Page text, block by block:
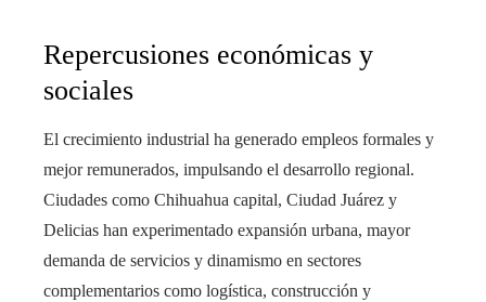
Repercusiones económicas y
sociales
El crecimiento industrial ha generado empleos formales y
mejor remunerados, impulsando el desarrollo regional.
Ciudades como Chihuahua capital, Ciudad Juárez y
Delicias han experimentado expansión urbana, mayor
demanda de servicios y dinamismo en sectores
complementarios como logística, construcción y